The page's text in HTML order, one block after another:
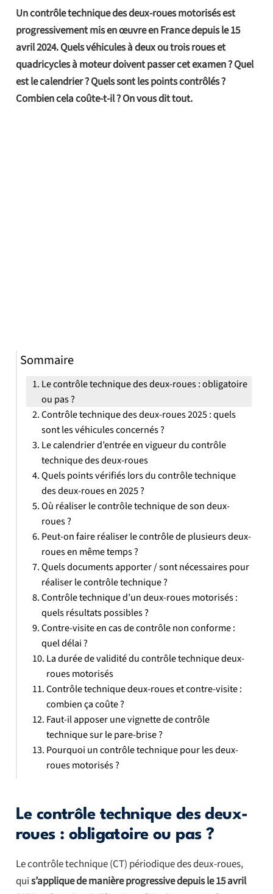
Un contrôle technique des deux-roues motorisés est
progressivement mis en œuvre en France depuis le 15
avril 2024. Quels véhicules à deux ou trois roues et
quadricycles à moteur doivent passer cet examen ? Quel
est le calendrier ? Quels sont les points contrôlés ?
Combien cela coûte-t-il ? On vous dit tout.
Le contrôle technique des deux-
roues : obligatoire ou pas ?
Le contrôle technique (CT) périodique des deux-roues,
quis’applique de manière progressive depuis le 15 avril
Sommaire
Le contrôle technique des deux-roues : obligatoire
ou pas ?
Contrôle technique des deux-roues 2025 : quels
sont les véhicules concernés ?
Le calendrier d’entrée en vigueur du contrôle
technique des deux-roues
Quels points vérifiés lors du contrôle technique
des deux-roues en 2025 ?
Où réaliser le contrôle technique de son deux-
roues ?
Peut-on faire réaliser le contrôle de plusieurs deux-
roues en même temps ?
Quels documents apporter / sont nécessaires pour
réaliser le contrôle technique ?
Contrôle technique d’un deux-roues motorisés :
quels résultats possibles ?
Contre-visite en cas de contrôle non conforme :
quel délai ?
La durée de validité du contrôle technique deux-
roues motorisés
Contrôle technique deux-roues et contre-visite :
combien ça coûte ?
Faut-il apposer une vignette de contrôle
technique sur le pare-brise ?
Pourquoi un contrôle technique pour les deux-
roues motorisés ?